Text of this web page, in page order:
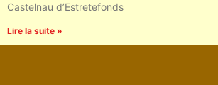
Castelnau d’Estretefonds
Lire la suite »